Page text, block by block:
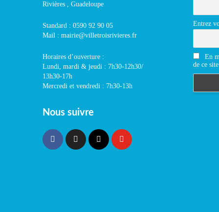
Rivières , Guadeloupe
Standard : 0590 92 90 05
Mail : mairie@villetroisrivieres.fr
Horaires d’ouverture :
Lundi, mardi & jeudi : 7h30-12h30/
13h30-17h
Mercredi et vendredi : 7h30-13h
Nous suivre
Entrez
En
de ce site